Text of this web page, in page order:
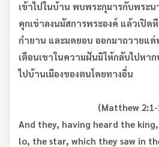
เข้าไปในบ้าน พบพระกุมารกับพระน
คุกเข่าลงนมัสการพระองค์ แล้วเปิด
กำยาน และมดยอบ ออกมาถวายแด่
เตือนเขาในความฝันมิให้กลับไปหาก
ไปบ้านเมืองของตนโดยทางอื่น
(Matthew 2:1-
And they, having heard the
lo, the star, which they saw in